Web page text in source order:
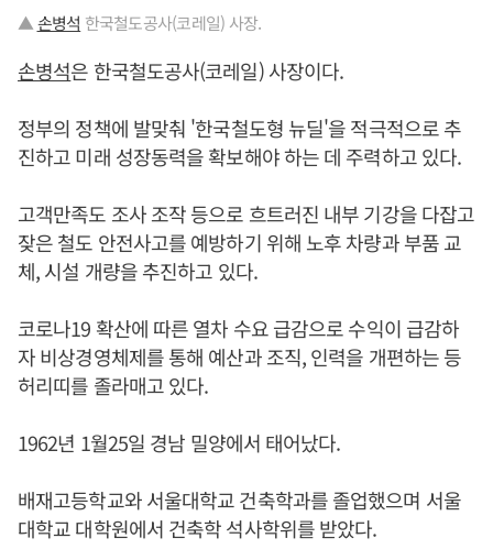
▲손병석 한국철도공사(코레일) 사장.
손병석은 한국철도공사(코레일) 사장이다.
정부의 정책에 발맞춰 '한국철도형 뉴딜'을 적극적으로 추
진하고 미래 성장동력을 확보해야 하는 데 주력하고 있다.
고객만족도 조사 조작 등으로 흐트러진 내부 기강을 다잡고
잦은 철도 안전사고를 예방하기 위해 노후 차량과 부품 교
체, 시설 개량을 추진하고 있다.
코로나19 확산에 따른 열차 수요 급감으로 수익이 급감하
자 비상경영체제를 통해 예산과 조직, 인력을 개편하는 등
허리띠를 졸라매고 있다.
1962년 1월25일 경남 밀양에서 태어났다.
배재고등학교와 서울대학교 건축학과를 졸업했으며 서울
대학교 대학원에서 건축학 석사학위를 받았다.